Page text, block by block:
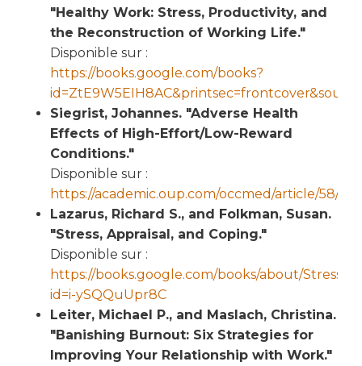
"Healthy Work: Stress, Productivity, and
the Reconstruction of Working Life."
Disponible sur :
https://books.google.com/books?
Siegrist, Johannes. "Adverse Health
Effects of High-Effort/Low-Reward
Conditions."
Disponible sur :
https://academic.oup.com/occmed/article/58/8/
Lazarus, Richard S., and Folkman, Susan.
"Stress, Appraisal, and Coping."
Disponible sur :
https://books.google.com/books/about/
id=i-ySQQuUpr8C
Leiter, Michael P., and Maslach, Christina.
"Banishing Burnout: Six Strategies for
Improving Your Relationship with Work."